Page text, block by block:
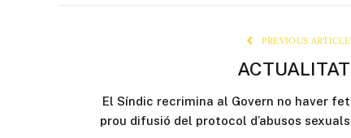
PREVIOUS ARTICLE
ACTUALITAT
El Síndic recrimina al Govern no haver fet
prou difusió del protocol d’abusos sexuals